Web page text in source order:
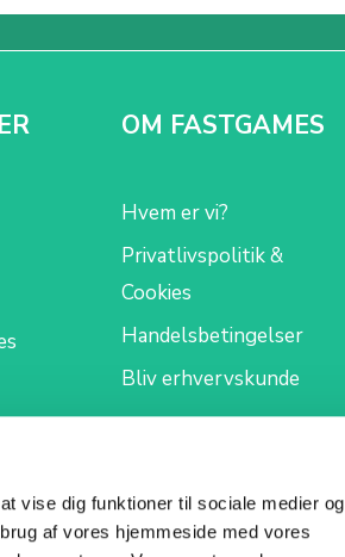
vise dig funktioner til sociale medier og
af vores hjemmeside med vores
OM FASTGAMES
Hvem er vi?
Privatlivspolitik &
Cookies
Handelsbetingelser
Bliv erhvervskunde